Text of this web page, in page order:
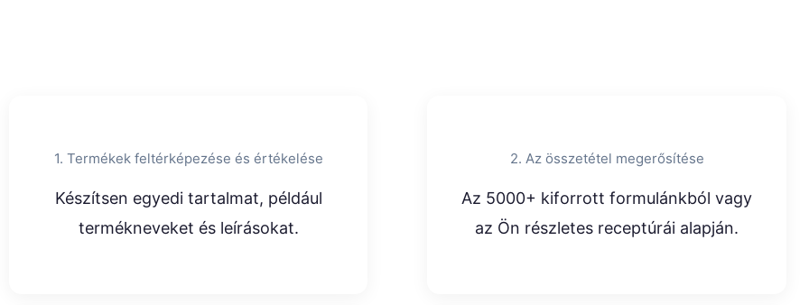
1. Termékek feltérképezése és értékelése
Készítsen egyedi tartalmat, például
termékneveket és leírásokat.
2. Az összetétel megerősítése
Az 5000+ kiforrott formulánkból vagy
az Ön részletes receptúrái alapján.